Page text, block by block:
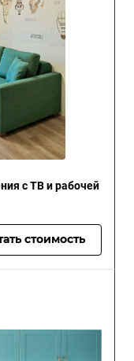
с ТВ и рабочей
стоимость